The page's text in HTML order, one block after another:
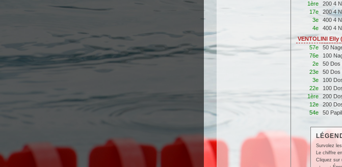
1ère 200 4
17e 200 4
3e 400 4
4e 400 4
VENTOLINI Elly
57e
50
76e 100
2e 50 Dos
23e 50 Dos
3e 100
22e 100
1ère 200
12e 200
54e 50
Survolez
Le chiffre en
Cliquez sur